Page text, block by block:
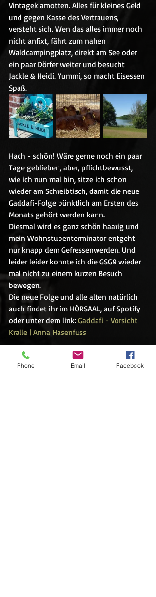
Vintageklamotten. Alles für kleines Geld
und gegen Kasse des Vertrauens,
versteht sich. Wen das alles immer noch
nicht anfixt, fährt zum nahen
Waldcampingplatz, direkt am See oder
ein paar Dörfer weiter und besucht
Jackle & Heidi. Yummi, so macht Eisessen
Spaß.
Hach - schön! Wäre gerne noch ein paar
Tage geblieben, aber, pflichtbewusst,
wie ich nun mal bin, sitze ich schon
wieder am Schreibtisch, damit die neue
Gaddafi-Folge pünktlich am Ersten des
Monats gehört werden kann.
Diesmal wird es ganz schön haarig und
mein Wohnstubenterminator entgeht
nur knapp dem Gefressenwerden. Und
leider leider konnte ich die GSG9 wieder
mal nicht zu einem kurzen Besuch
bewegen.
Die neue Folge und alle alten natürlich
auch findet ihr im HÖRSAAL, auf Spotify
oder unter dem link: Gaddafi - Vorsicht
Kralle | Anna Hasenfuss
Phone Email Facebook